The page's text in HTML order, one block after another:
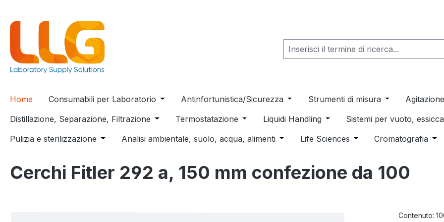
Home Consumabili per Laboratorio Open or close the dropdown menu from the category Consumabili per
Antinfortunistica/Sicurezza Open or close the dropdown menu
Strumenti di misura Open or close
Distillazione, Separazione, Filtrazione Open or close the dropdown menu from the category Distillazione,
Termostatazione Open or close the dropdown menu from the
Liquidi Handling Open or close the dropdown
Sistemi per vuoto,
Pulizia e sterilizzazione Open or close the dropdown menu from the category Pulizia e sterilizzazione
Analisi ambientale, suolo, acqua, alimenti Open or close the dropdown menu from
Life Sciences Open or close the
Cromatografia
Cerchi Fitler 292 a, 150 mm confezione da 100
Contenuto: